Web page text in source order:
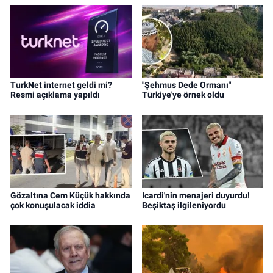
TurkNet internet geldi mi?
Resmi açıklama yapıldı
"Şehmus Dede Ormanı"
Türkiye'ye örnek oldu
Gözaltına Cem Küçük hakkında
çok konuşulacak iddia
Icardi'nin menajeri duyurdu!
Beşiktaş ilgileniyordu